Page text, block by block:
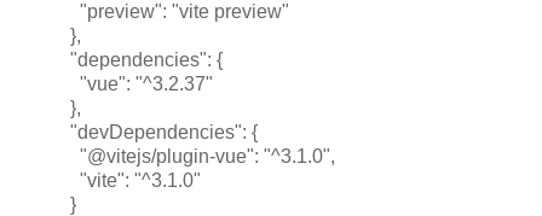
"preview": "vite preview"
},
"dependencies": {
"vue": "^3.2.37"
},
"devDependencies": {
"@vitejs/plugin-vue": "^3.1.0",
"vite": "^3.1.0"
}